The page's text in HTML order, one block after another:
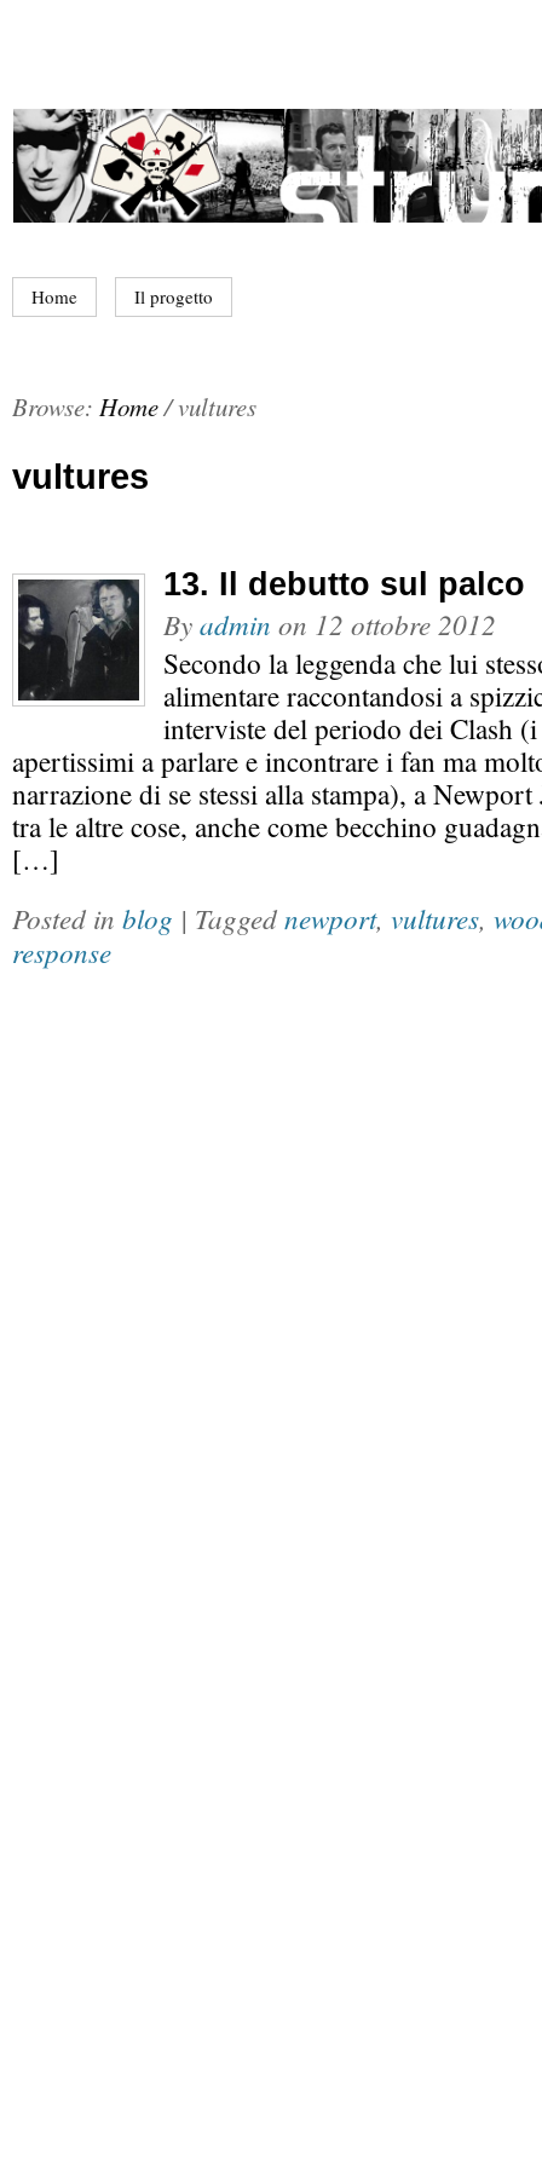
Home Il progetto
Browse: Home/vultures
vultures
13. Il debutto sul palco
Byadmin on 12 ottobre 2012
Secondo la leggenda che lui
alimentare raccontandosi a
interviste del periodo dei Clash
apertissimi a parlare e incontrare i fan ma
narrazione di se stessi alla stampa), a
tra le altre cose, anche come becchino
[…]
Posted in blog | Taggednewport, vultures,
response